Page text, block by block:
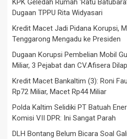
KPK Geledah Rumah ‘Ratu
Dugaan TPPU Rita Widyasari
Kredit Macet Jadi Pidana Korupsi,
Tenggarong Mengadu ke Presiden
Dugaan Korupsi Pembelian Mobil
Miliar, 3 Pejabat dan CV.Afisera
Kredit Macet Bankaltim (3): Roni
Rp72 Miliar, Macet Rp44 Miliar
Polda Kaltim Selidiki PT Batuah
Komisi VII DPR: Ini Sangat Parah
DLH Bontang Belum Bicara Soal